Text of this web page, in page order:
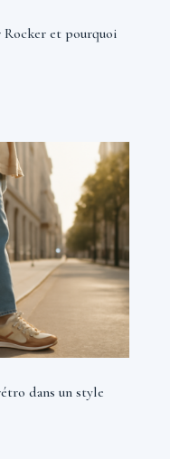
Rocker et pourquoi
dans un style